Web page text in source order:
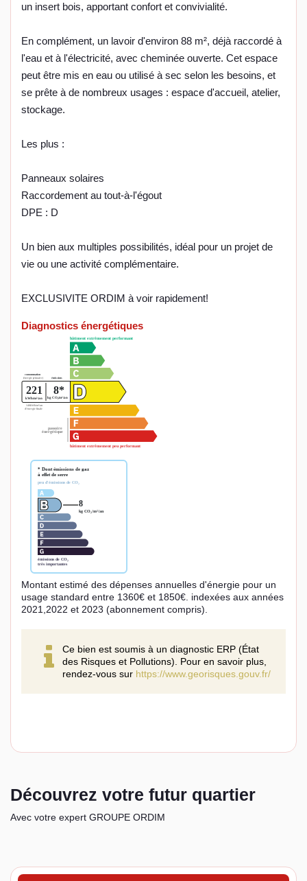
un insert bois, apportant confort et convivialité.
En complément, un lavoir d'environ 88 m², déjà raccordé à
l'eau et à l'électricité, avec cheminée ouverte. Cet espace
peut être mis en eau ou utilisé à sec selon les besoins, et
se prête à de nombreux usages : espace d'accueil, atelier,
stockage.
Les plus :
Panneaux solaires
Raccordement au tout-à-l'égout
DPE : D
Un bien aux multiples possibilités, idéal pour un projet de
vie ou une activité complémentaire.
EXCLUSIVITE ORDIM à voir rapidement!
Diagnostics énergétiques
Montant estimé des dépenses annuelles d'énergie pour un
usage standard entre 1360€ et 1850€. indexées aux années
2021,2022 et 2023 (abonnement compris).
Ce bien est soumis à un diagnostic ERP (État
des Risques et Pollutions). Pour en savoir plus,
rendez-vous sur https://www.georisques.gouv.fr/
Découvrez votre futur quartier
Avec votre expert GROUPE ORDIM